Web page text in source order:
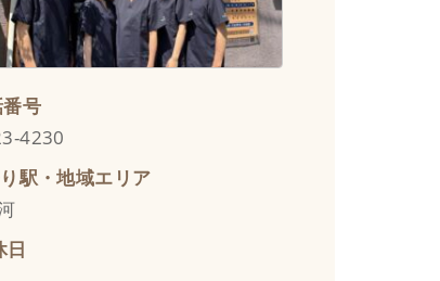
号
4230
駅・地域エリア
日